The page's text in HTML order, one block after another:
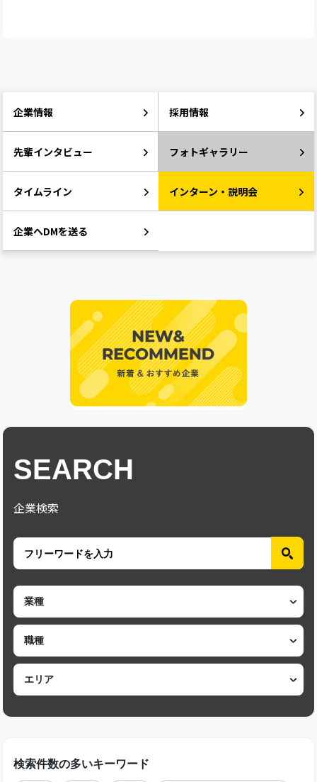
企業情報 採用情報
先輩インタビュー フォトギャラリー
タイムライン インターン・説明会
企業へDMを送る
SEARCH
企業検索
検索件数の多いキーワード